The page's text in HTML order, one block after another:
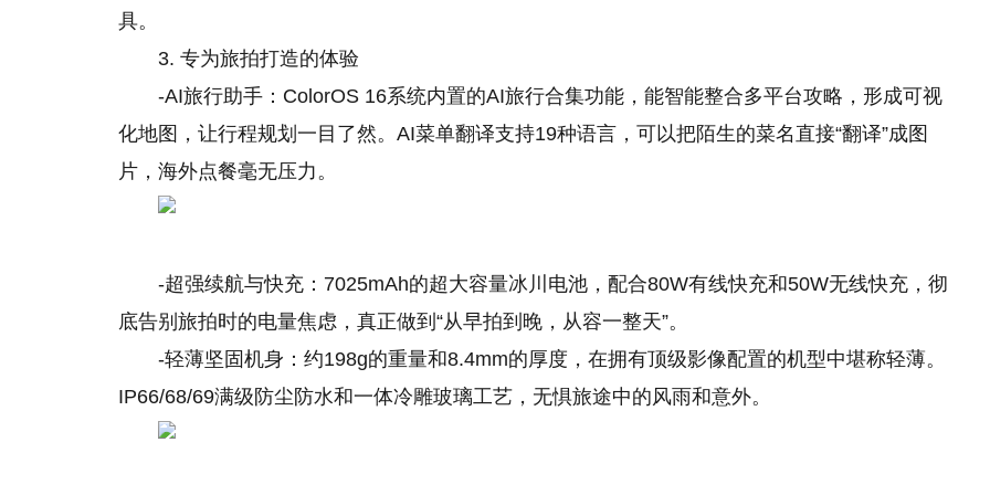
具。
3. 专为旅拍打造的体验
-AI旅行助手：ColorOS 16系统内置的AI旅行合集功能，能智能整合多平台攻略，形成可视
化地图，让行程规划一目了然。AI菜单翻译支持19种语言，可以把陌生的菜名直接“翻译”成图
片，海外点餐毫无压力。
-超强续航与快充：7025mAh的超大容量冰川电池，配合80W有线快充和50W无线快充，彻
底告别旅拍时的电量焦虑，真正做到“从早拍到晚，从容一整天”。
-轻薄坚固机身：约198g的重量和8.4mm的厚度，在拥有顶级影像配置的机型中堪称轻薄。
IP66/68/69满级防尘防水和一体冷雕玻璃工艺，无惧旅途中的风雨和意外。